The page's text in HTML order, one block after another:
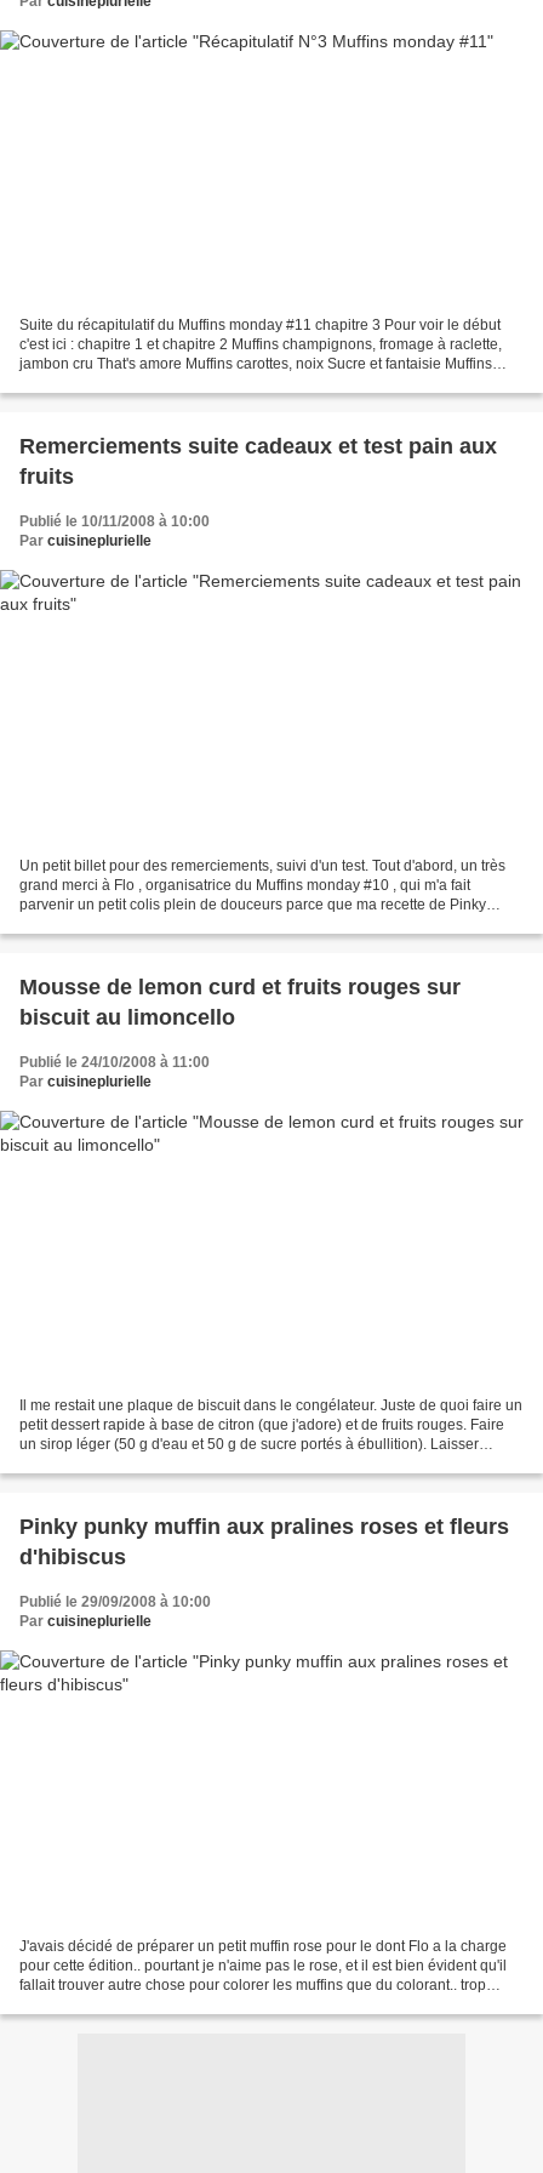
Suite du récapitulatif du Muffins monday #11 chapitre 3 Pour voir le début
c'est ici : chapitre 1 et chapitre 2 Muffins champignons, fromage à raclette,
jambon cru That's amore Muffins carottes, noix Sucre et fantaisie Muffins
Remerciements suite cadeaux et test pain aux
fruits
Publié le 10/11/2008 à 10:00
Par cuisineplurielle
Un petit billet pour des remerciements, suivi d'un test. Tout d'abord, un très
grand merci à Flo , organisatrice du Muffins monday #10 , qui m'a fait
parvenir un petit colis plein de douceurs parce que ma recette de Pinky
Mousse de lemon curd et fruits rouges sur
biscuit au limoncello
Publié le 24/10/2008 à 11:00
Par cuisineplurielle
Il me restait une plaque de biscuit dans le congélateur. Juste de quoi faire un
petit dessert rapide à base de citron (que j'adore) et de fruits rouges. Faire
un sirop léger (50 g d'eau et 50 g de sucre portés à ébullition). Laisser
Pinky punky muffin aux pralines roses et fleurs
d'hibiscus
Publié le 29/09/2008 à 10:00
Par cuisineplurielle
J'avais décidé de préparer un petit muffin rose pour le dont Flo a la charge
pour cette édition.. pourtant je n'aime pas le rose, et il est bien évident qu'il
fallait trouver autre chose pour colorer les muffins que du colorant.. trop